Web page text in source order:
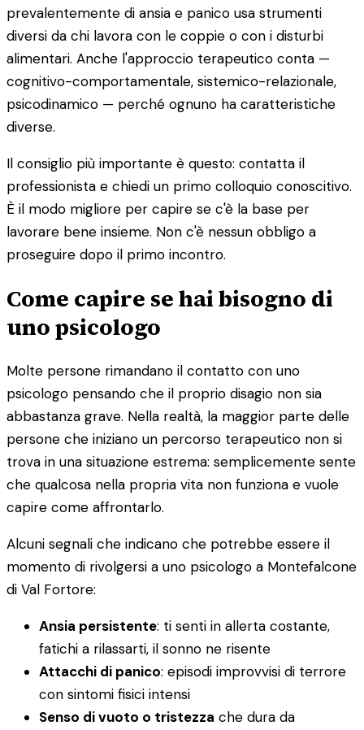
prevalentemente di ansia e panico usa strumenti
diversi da chi lavora con le coppie o con i disturbi
alimentari. Anche l'approccio terapeutico conta —
cognitivo-comportamentale, sistemico-relazionale,
psicodinamico — perché ognuno ha caratteristiche
diverse.
Il consiglio più importante è questo: contatta il
professionista e chiedi un primo colloquio conoscitivo.
È il modo migliore per capire se c'è la base per
lavorare bene insieme. Non c'è nessun obbligo a
proseguire dopo il primo incontro.
Come capire se hai bisogno di
uno psicologo
Molte persone rimandano il contatto con uno
psicologo pensando che il proprio disagio non sia
abbastanza grave. Nella realtà, la maggior parte delle
persone che iniziano un percorso terapeutico non si
trova in una situazione estrema: semplicemente sente
che qualcosa nella propria vita non funziona e vuole
capire come affrontarlo.
Alcuni segnali che indicano che potrebbe essere il
momento di rivolgersi a uno psicologo a Montefalcone
di Val Fortore:
Ansia persistente: ti senti in allerta costante,
fatichi a rilassarti, il sonno ne risente
Attacchi di panico: episodi improvvisi di terrore
con sintomi fisici intensi
Senso di vuoto o tristezza che dura da